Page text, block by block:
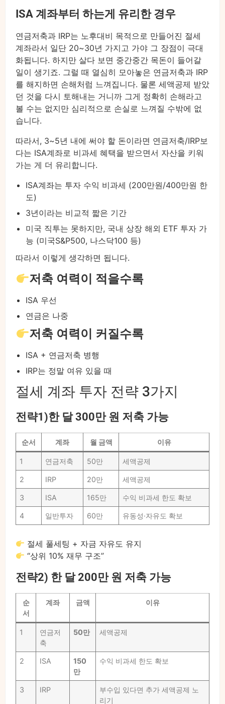
ISA 계좌부터 하는게 유리한 경우
연금저축과 IRP는 노후대비 목적으로 만들어진 절세
계좌라서 일단 20~30년 가지고 가야 그 장점이 극대
화됩니다. 하지만 살다 보면 중간중간 목돈이 들어갈
일이 생기죠. 그럴 때 열심히 모아놓은 연금저축과 IRP
를 해지하면 손해처럼 느껴집니다. 물론 세액공제 받았
던 것을 다시 토해내는 거니까 그게 정확히 손해라고
볼 수는 없지만 심리적으로 손실로 느껴질 수밖에 없
습니다.
따라서, 3~5년 내에 써야 할 돈이라면 연금저축/IRP보
다는 ISA계좌로 비과세 혜택을 받으면서 자산을 키워
가는 게 더 유리합니다.
ISA계좌는 투자 수익 비과세 (200만원/400만원 한
도)
3년이라는 비교적 짧은 기간
미국 직투는 못하지만, 국내 상장 해외 ETF 투자 가
능 (미국S&P500, 나스닥100 등)
따라서 이렇게 생각하면 됩니다.
저축 여력이 적을수록
ISA 우선
연금은 나중
저축 여력이 커질수록
ISA + 연금저축 병행
IRP는 정말 여유 있을 때
절세 계좌 투자 전략 3가지
전략1)한 달 300만 원 저축 가능
순서 계좌 월 금액 이유
1 연금저축 50만 세액공제
2 IRP 20만 세액공제
3 ISA 165만 수익 비과세 한도 확보
4 일반투자 60만 유동성·자유도 확보
절세 풀세팅 + 자금 자유도 유지
“상위 10% 재무 구조”
전략2) 한 달 200만 원 저축 가능
순
서
계좌 금액 이유
1
연금저
축
50만 세액공제
2 ISA
150
만
수익 비과세 한도 확보
3 IRP
부수입 있다면 추가 세액공제 노
리기